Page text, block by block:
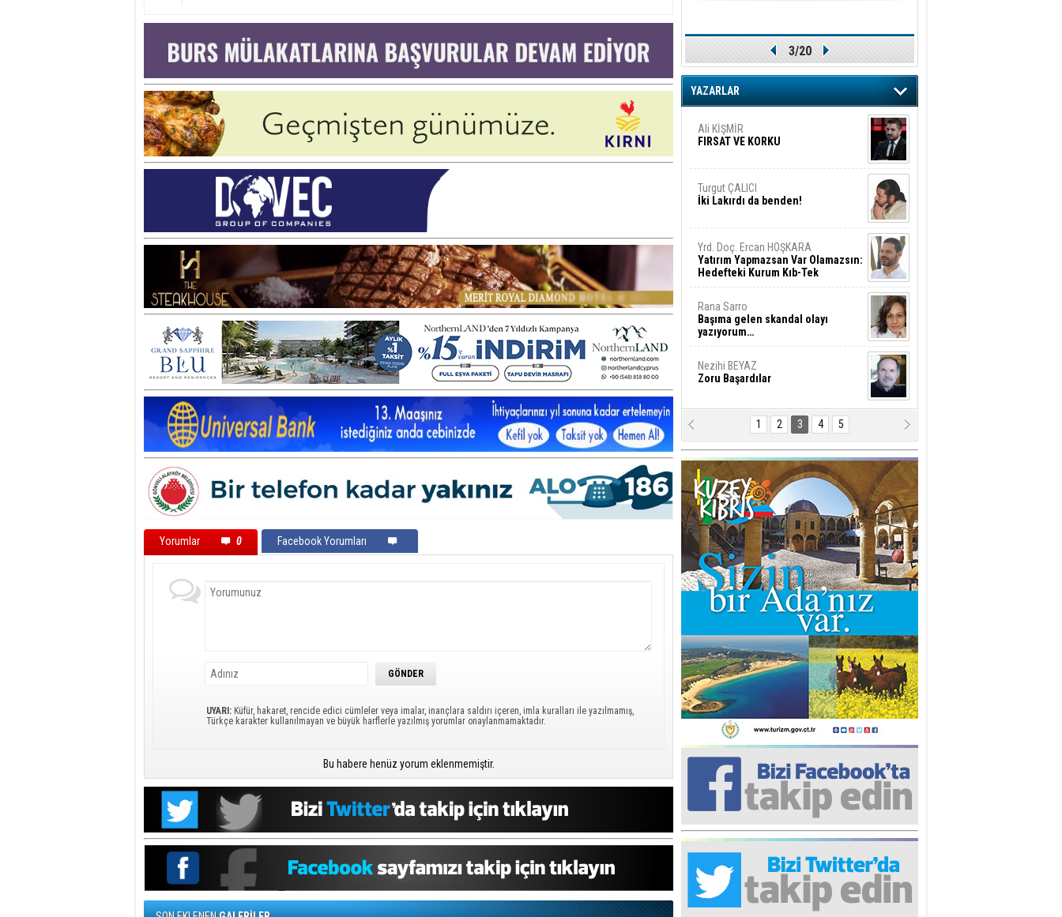
Yorumlar 0 Facebook Yorumları
UYARI: Küfür, hakaret, rencide edici cümleler veya imalar, inançlara saldırı içeren, imla kuralları ile yazılmamış,
Türkçe karakter kullanılmayan ve büyük harflerle yazılmış yorumlar onaylanmamaktadır.
Bu habere henüz yorum eklenmemiştir.
3/20
YAZARLAR
Taner ULUTAŞ
Adası gibi olmayız !...
Ali KİŞMİR
FIRSAT VE KORKU
Turgut ÇALICI
İki Lakırdı da benden!
Yrd. Doç. Ercan HOŞKARA
Yatırım Yapmazsan Var Olamazsın:
Hedefteki Kurum Kıb-Tek
Rana Sarro
Başıma gelen skandal olayı
yazıyorum…
Nezihi BEYAZ
Zoru Başardılar
Mustafa Akıncı’ya Saldırmanın
Dayanılmaz Hafifliği !..
Özal Ziya
Hükümet "huzur ve
güvenlik"konusunu ciddiye almalı
Mesut GÜNSEV
ALTINI ÇİZDİĞİM SATIRLAR
Münür Rahvancıoğlu
Popülizm Nedir? Ne Değildir?
Hare Ergen
Babanın Gidişi
Cenk DİLER
“Kermiya’ya kaç, Yenişehir’e tut”
mantığı olmasın!
Mustafa Keleşzade
Herkes bu kadar yalnızken neden
herkes bu kadar yalnız?!
Tahsin Oygar
Nasıl iyi olunur?
Melin ULUÇ
‘’Haklı olmak’’ istersen…
1 2 3 4 5